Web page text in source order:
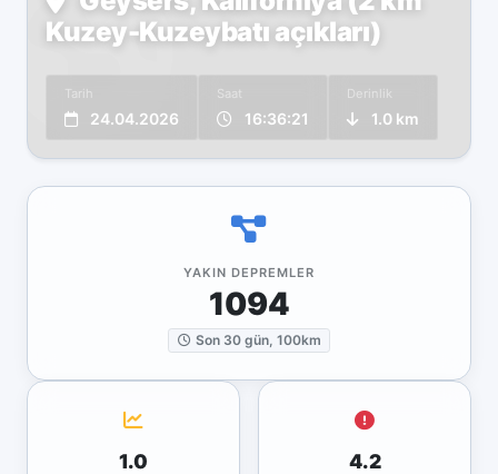
Kuzey-Kuzeybatı açıkları)
Tarih
24.04.2026
Saat
16:36:21
Derinlik
1.0 km
YAKIN DEPREMLER
1094
Son 30 gün, 100km
1.0 4.2